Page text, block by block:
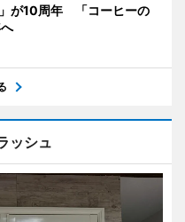
が10周年 「コーヒーの
ッシュ